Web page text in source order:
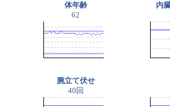
体年齢
62
内
腕立て伏せ
40回